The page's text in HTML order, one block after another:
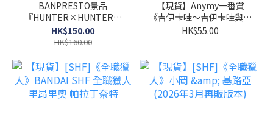
BANPRESTO景品
『HUNTER×HUNTER獵
人 FIGLIFE！波特克林』
HK$150.00
HK$160.00
【現貨】Anymy一番賞
《吉伊卡哇～吉伊卡哇與夏
日回憶～》
HK$55.00